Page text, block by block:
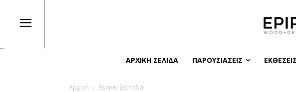
ΑΡΧΙΚΉ ΣΕΛΊΔΑ ΠΑΡΟΥΣΙΆΣΕΙΣ ΕΚΘΈΣΕΙΣ
Αρχική Ξύλινα Δάπεδα